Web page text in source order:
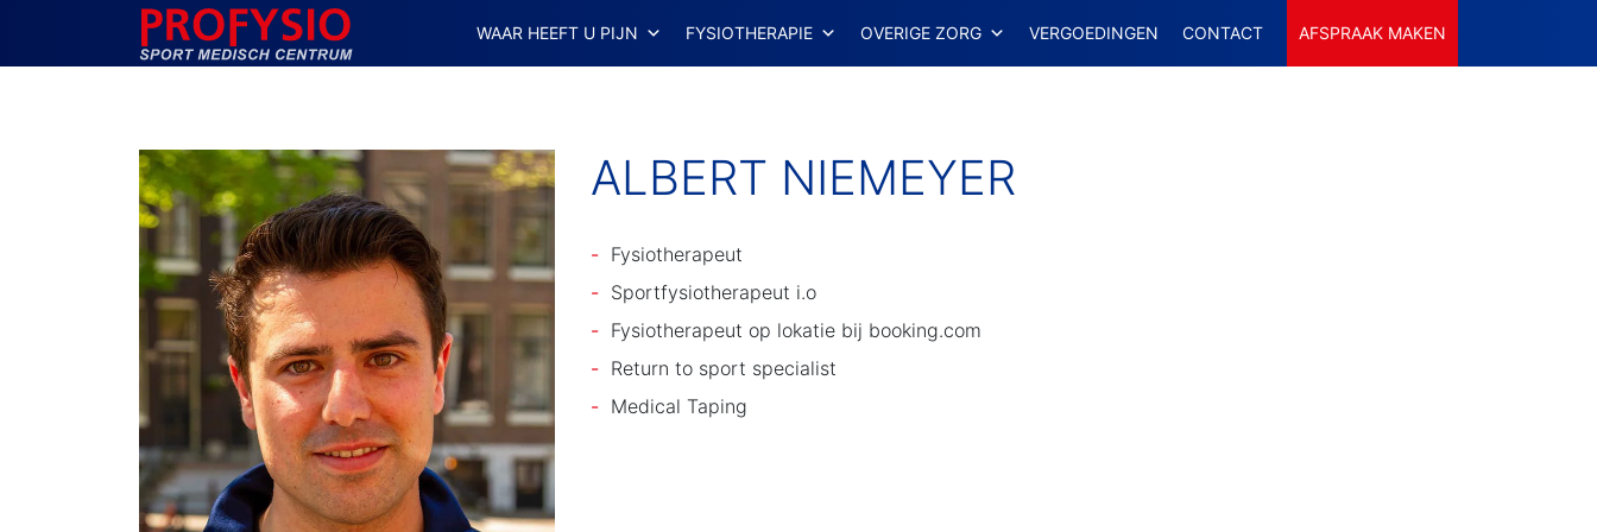
MAIN NAVIGATION WAAR HEEFT U PIJN FYSIOTHERAPIE OVERIGE ZORG VERGOEDINGEN CONTACT AFSPRAAK MAKEN
ALBERT NIEMEYER
Fysiotherapeut
Sportfysiotherapeut i.o
Fysiotherapeut op lokatie bij booking.com
Return to sport specialist
Medical Taping